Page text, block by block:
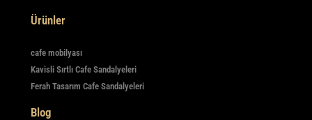
Ürünler
cafe mobilyası
Kavisli Sırtlı Cafe Sandalyeleri
Ferah Tasarım Cafe Sandalyeleri
Blog